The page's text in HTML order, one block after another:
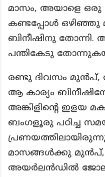
മാസം, അയാളെ ഒരു
കണ്ടപ്പോൾ ഒഴിഞ്ഞു
ബിനീഷിനു
പന്തികേടു
രണ്ടു ദിവസം മുൻപ്,
ആ കാര്യം
അങ്കിളിന്റെ ഇളയ
ബംഗളൂരു പഠിച്ച
മാസങ്ങൾക്കു
അയർലൻഡിൽ ജോലി